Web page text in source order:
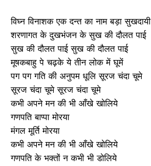
विघ्न विनाशक एक दन्त का नाम बड़ा सुखदायी
शरणागत के दुखभंजन के सुख की दौलत पाई
सुख की दौलत पाई सुख की दौलत पाई
मूषकबाहु पे चढ़के ये तीन लोक में घूमें
पग पग गति की अनुपम धूलि सूरज चंदा चूमे
सूरज चंदा चूमे सूरज चंदा चूमे
कभी अपने मन की भी आँखे खोलिये
गणपति बाप्पा मोरया
मंगल मूर्ति मोरया
कभी अपने मन की भी आँखे खोलिये
गणपति के भक्तों न कभी भी डोलिये